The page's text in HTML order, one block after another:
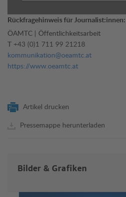
Rückfragehinweis für Journalist:innen:
ÖAMTC | Öffentlichkeitsarbeit
T +43 (0)1 711 99 21218
kommunikation@oeamtc.at
https://www.oeamtc.at
Artikel drucken
Pressemappe herunterladen
Bilder & Grafiken